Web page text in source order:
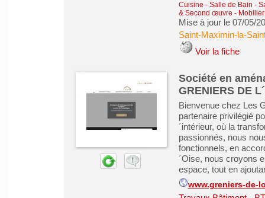
Cuisine - Salle de Bain -
& Second œuvre -
Mise à jour le 07/05/
Saint-Maximin-la-
Voir la fiche
Société en
GRENIERS DE
Bienvenue chez Les
partenaire privilégié
´intérieur, où la
passionnés, nous
fonctionnels, en
´Oise, nous croyons
espace, tout en
www.greniers-de-